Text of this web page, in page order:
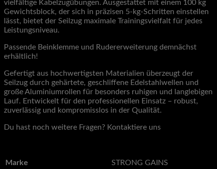
vielfältige Kabelzugübungen. Ausgestattet mit einem 100 kg
Gewichtsblock, der sich in präzisen 5-kg-Schritten einstellen
lässt, bietet der Seilzug maximale Trainingsvielfalt für jedes
Leistungsniveau.
Passende Beinklemme und Rudererweiterung demnächst
erhältlich!
Gefertigt aus hochwertigsten Materialien überzeugt der
Seilzug durch gehärtete, geschliffene Edelstahlwellen und
große Aluminiumrollen für besonders ruhigen und langlebigen
Lauf. Entwickelt für den professionellen Einsatz – robust,
zuverlässig und kompromisslos in der Qualität.
Du hast noch weitere Fragen? Kontaktiere uns
Marke
STRONG GAINS